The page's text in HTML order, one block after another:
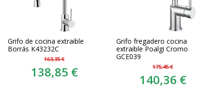
Grifo de cocina extraible
Borrás K43232C
163,35 €
138,85 €
Grifo fregadero cocina
extraible Poalgi Cromo
GCE039
175,45 €
140,36 €